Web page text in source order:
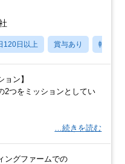
120日以上 賞与あり 転勤な
ョン】
2つをミッションとしてい
…続きを読む
ングファームでの